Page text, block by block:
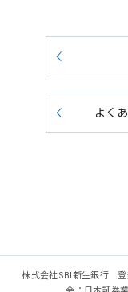
よく
株式会社SBI新生銀行